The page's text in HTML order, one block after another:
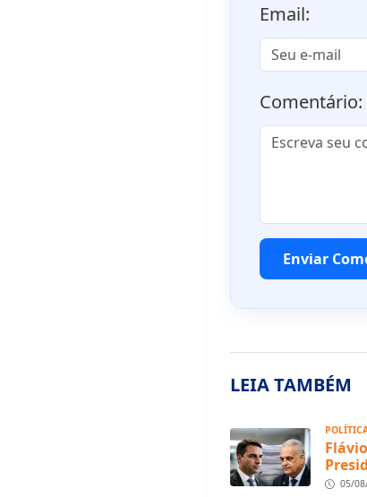
Email:
Comentário:
Enviar
LEIA TAMBÉM
05/